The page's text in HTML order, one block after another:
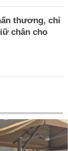
thương, chỉ
chân cho